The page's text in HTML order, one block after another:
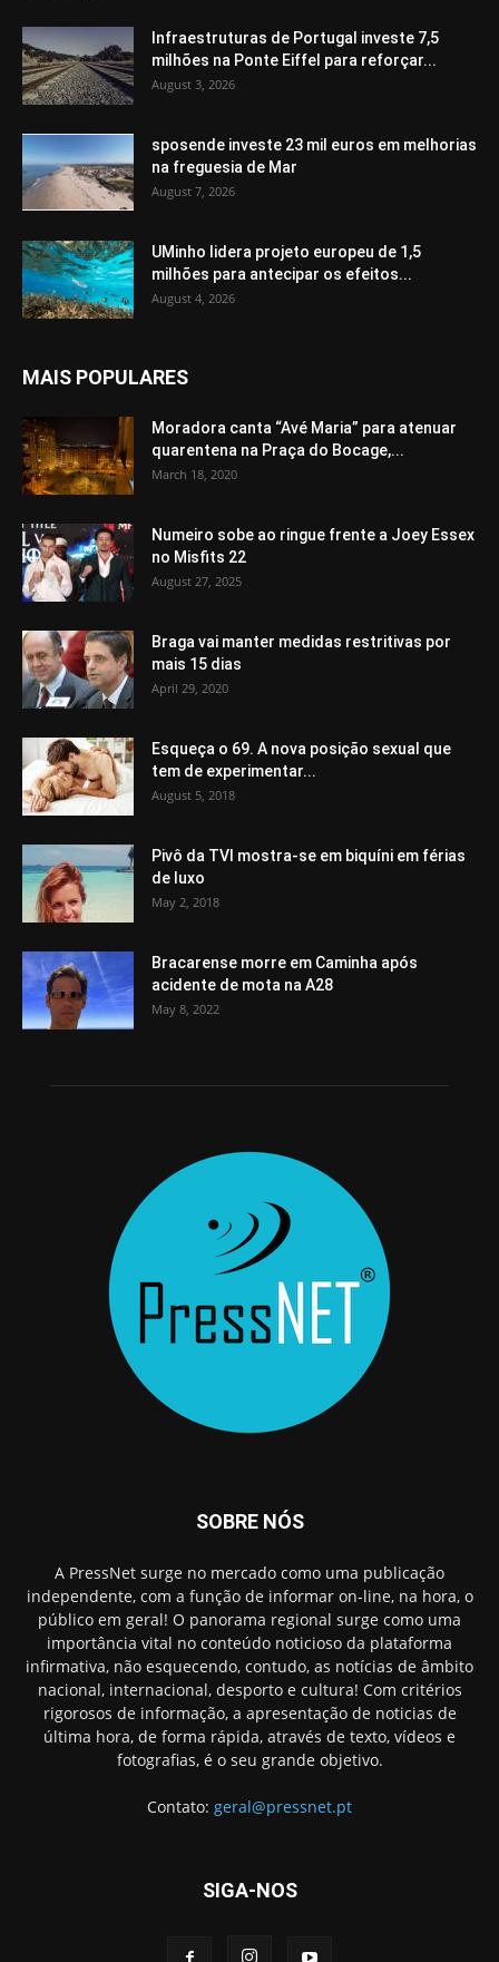
Infraestruturas de Portugal investe 7,5
milhões na Ponte Eiffel para reforçar...
August 3, 2026
sposende investe 23 mil euros em melhorias
na freguesia de Mar
August 7, 2026
UMinho lidera projeto europeu de 1,5
milhões para antecipar os efeitos...
August 4, 2026
MAIS POPULARES
Moradora canta “Avé Maria” para atenuar
quarentena na Praça do Bocage,...
March 18, 2020
Numeiro sobe ao ringue frente a Joey Essex
no Misfits 22
August 27, 2025
Braga vai manter medidas restritivas por
mais 15 dias
April 29, 2020
Esqueça o 69. A nova posição sexual que
tem de experimentar...
August 5, 2018
Pivô da TVI mostra-se em biquíni em férias
de luxo
May 2, 2018
Bracarense morre em Caminha após
acidente de mota na A28
May 8, 2022
SOBRE NÓS
A PressNet surge no mercado como uma publicação
independente, com a função de informar on-line, na hora, o
público em geral! O panorama regional surge como uma
importância vital no conteúdo noticioso da plataforma
infirmativa, não esquecendo, contudo, as notícias de âmbito
nacional, internacional, desporto e cultura! Com critérios
rigorosos de informação, a apresentação de noticias de
última hora, de forma rápida, através de texto, vídeos e
fotografias, é o seu grande objetivo.
Contato: geral@pressnet.pt
SIGA-NOS